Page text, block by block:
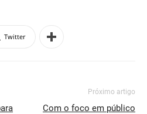
Twitter
Próximo artigo
Com o foco em público